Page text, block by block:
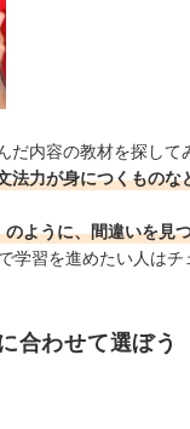
内容の教材を探して
法力が身につくものな
ように、間違いを見
習を進めたい人はチ
合わせて選ぼう